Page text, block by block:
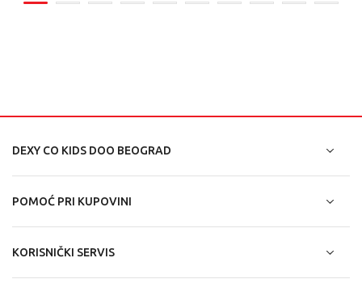
DEXY CO KIDS DOO BEOGRAD
POMOĆ PRI KUPOVINI
KORISNIČKI SERVIS